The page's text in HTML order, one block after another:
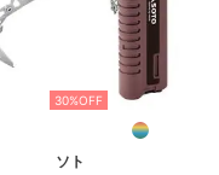
30%OFF
ソト